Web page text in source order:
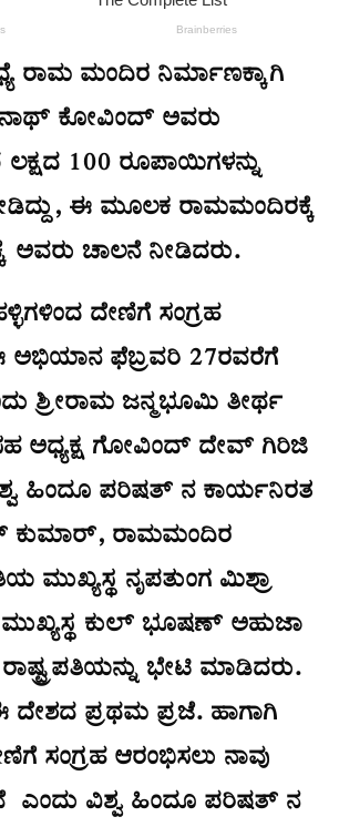
ರಾಮ ಮಂದಿರ ನಿರ್ಮಾಣಕ್ಕಾಗಿ
ಕೋವಿಂದ್ ಅವರು
ಲಕ್ಷದ 100 ರೂಪಾಯಿಗಳನ್ನು
ಈ ಮೂಲಕ ರಾಮಮಂದಿರಕ್ಕೆ
ಅವರು ಚಾಲನೆ ನೀಡಿದರು.
ದೇಣಿಗೆ ಸಂಗ್ರಹ
ಫೆಬ್ರವರಿ 27ರವರೆಗೆ
ಶ್ರೀರಾಮ ಜನ್ಮಭೂಮಿ ತೀರ್ಥ
ಸಹ ಅಧ್ಯಕ್ಷ ಗೋವಿಂದ್ ದೇವ್ ಗಿರಿಜಿ
ಹಿಂದೂ ಪರಿಷತ್ ನ ಕಾರ್ಯನಿರತ
ಕುಮಾರ್, ರಾಮಮಂದಿರ
ನೃಪತುಂಗ ಮಿಶ್ರಾ
ಕುಲ್ ಭೂಷಣ್ ಅಹುಜಾ
ಭೇಟಿ ಮಾಡಿದರು.
ದೇಶದ ಪ್ರಥಮ ಪ್ರಜೆ. ಹಾಗಾಗಿ
ಸಂಗ್ರಹ ಆರಂಭಿಸಲು ನಾವು
ಎಂದು ವಿಶ್ವ ಹಿಂದೂ ಪರಿಷತ್ ನ